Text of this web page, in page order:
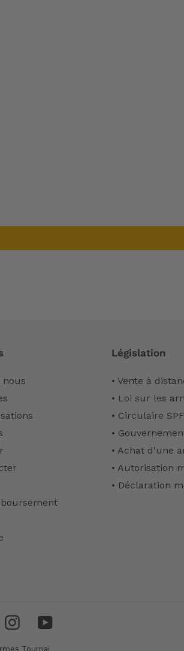
nous
Législation
• Vente à
• Loi sur les
• Circulaire
•
• Achat d'une
• Autorisation
• Déclaration
Instagram
Tournai